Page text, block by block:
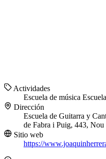
Actividades
Escuela de música
Dirección
Escuela de Guitarra y
de Fabra i Puig, 443,
Sitio web
https://